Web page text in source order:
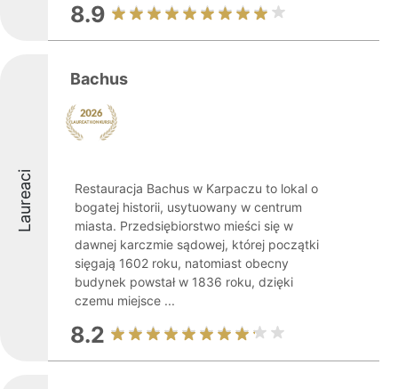
8.9
Laureaci
Bachus
Restauracja Bachus w Karpaczu to lokal o
bogatej historii, usytuowany w centrum
miasta. Przedsiębiorstwo mieści się w
dawnej karczmie sądowej, której początki
sięgają 1602 roku, natomiast obecny
budynek powstał w 1836 roku, dzięki
czemu miejsce ...
8.2